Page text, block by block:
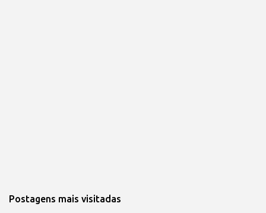
Postagens mais visitadas